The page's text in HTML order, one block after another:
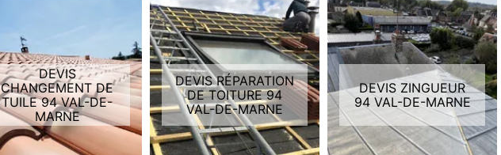
DEVIS
CHANGEMENT DE
TUILE 94 VAL-DE-
MARNE
DEVIS RÉPARATION
DE TOITURE 94
VAL-DE-MARNE
DEVIS ZINGUEUR
94 VAL-DE-MARNE